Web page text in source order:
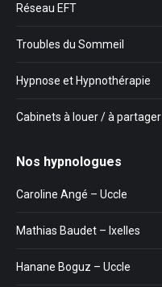
Réseau EFT
Troubles du Sommeil
Hypnose et Hypnothérapie
Cabinets à louer / à partager
Nos hypnologues
Caroline Angé – Uccle
Mathias Baudet – Ixelles
Hanane Boguz – Uccle